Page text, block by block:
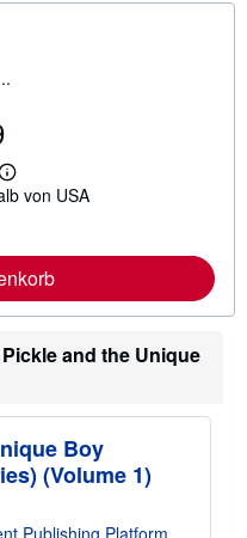
W
e
e
I
n
o
a
i
n
von USA
and the Unique
Boy
(Volume 1)
Publishing Platform,